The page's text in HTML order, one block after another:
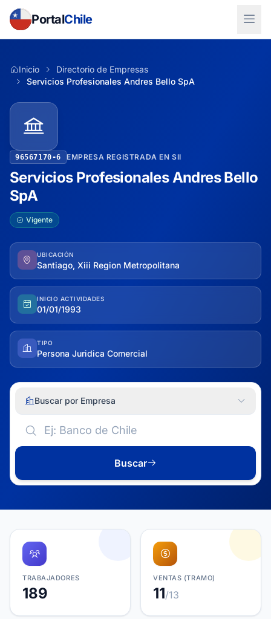
PortalChile
Inicio
Directorio de Empresas
Servicios Profesionales Andres Bello SpA
96567170-6 EMPRESA REGISTRADA EN SII
Servicios Profesionales Andres Bello
SpA
Vigente
UBICACIÓN
Santiago, Xiii Region Metropolitana
INICIO ACTIVIDADES
01/01/1993
TIPO
Persona Juridica Comercial
Buscar por Empresa
Buscar
TRABAJADORES
189
VENTAS (TRAMO)
11/13